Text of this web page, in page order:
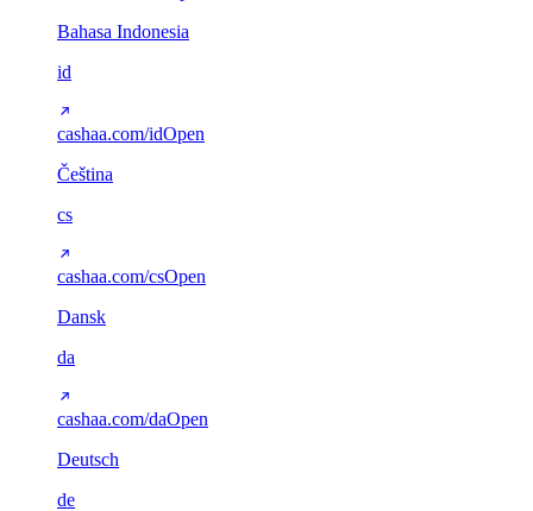
Bahasa Indonesia
id
cashaa.com/idOpen
Čeština
cs
cashaa.com/csOpen
Dansk
da
cashaa.com/daOpen
Deutsch
de